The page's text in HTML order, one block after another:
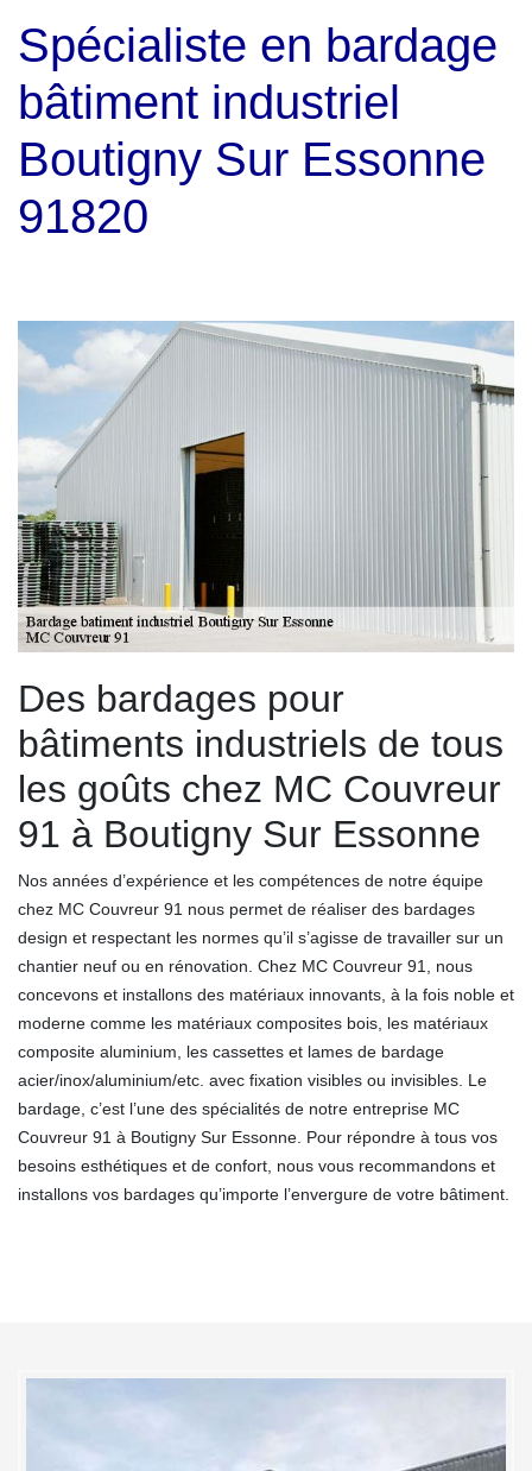
Spécialiste en bardage
bâtiment industriel
Boutigny Sur Essonne
91820
Des bardages pour
bâtiments industriels de tous
les goûts chez MC Couvreur
91 à Boutigny Sur Essonne
Nos années d’expérience et les compétences de notre équipe
chez MC Couvreur 91 nous permet de réaliser des bardages
design et respectant les normes qu’il s’agisse de travailler sur un
chantier neuf ou en rénovation. Chez MC Couvreur 91, nous
concevons et installons des matériaux innovants, à la fois noble et
moderne comme les matériaux composites bois, les matériaux
composite aluminium, les cassettes et lames de bardage
acier/inox/aluminium/etc. avec fixation visibles ou invisibles. Le
bardage, c’est l’une des spécialités de notre entreprise MC
Couvreur 91 à Boutigny Sur Essonne. Pour répondre à tous vos
besoins esthétiques et de confort, nous vous recommandons et
installons vos bardages qu’importe l’envergure de votre bâtiment.